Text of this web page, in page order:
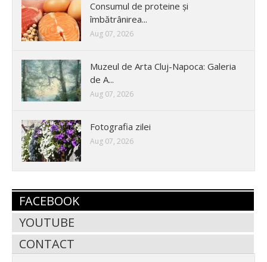
Consumul de proteine și
îmbătrânirea...
Aug 07, 2026
Muzeul de Arta Cluj-Napoca: Galeria
de A...
Aug 07, 2026
Fotografia zilei
Aug 07, 2026
FACEBOOK
YOUTUBE
CONTACT